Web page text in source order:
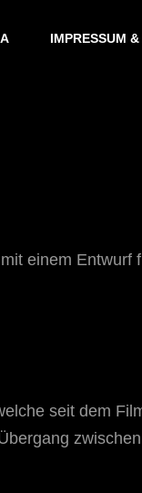
IMPRESSUM
mit einem Entwurf
seit dem